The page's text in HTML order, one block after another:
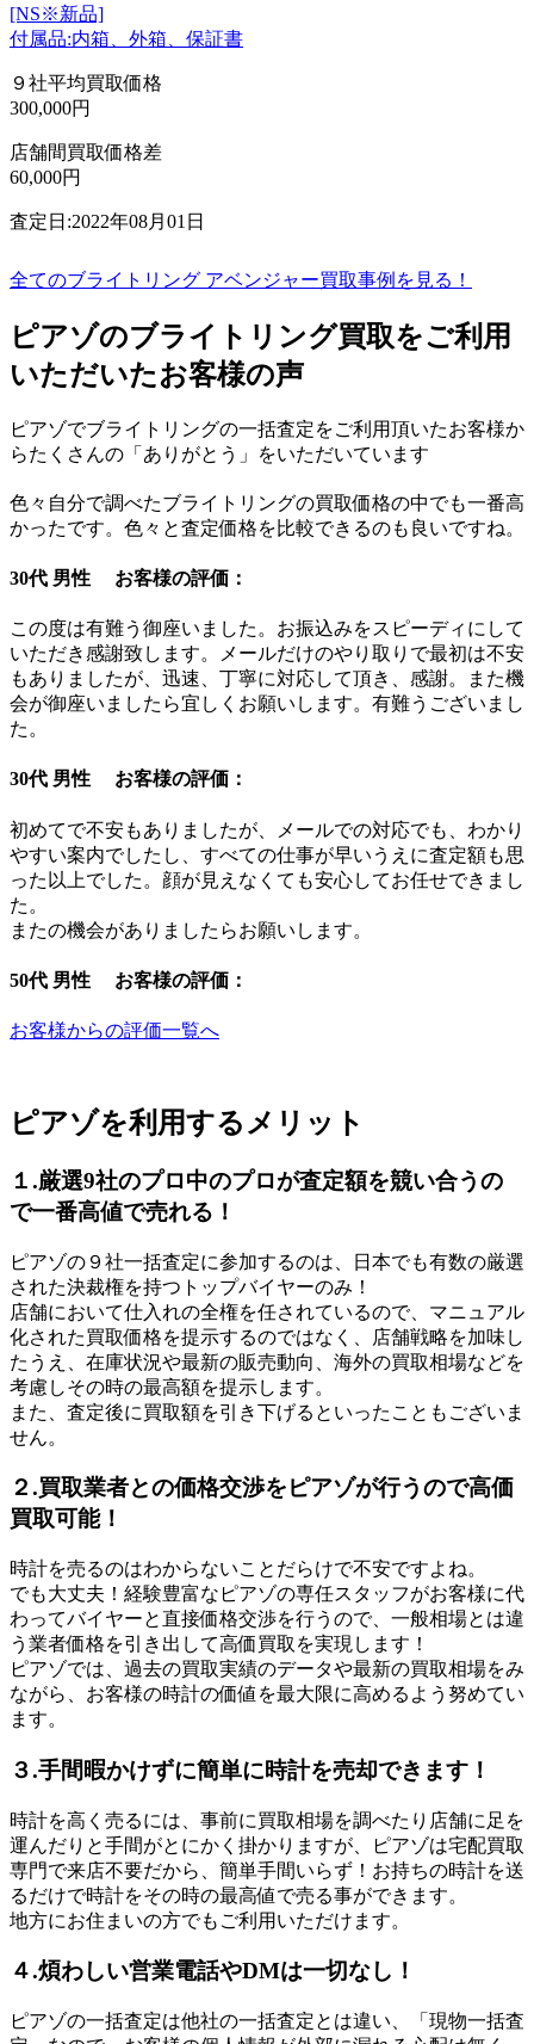
[NS※新品]
付属品:内箱、外箱、保証書
９社平均買取価格
300,000円
店舗間買取価格差
60,000円
査定日:2022年08月01日
全てのブライトリング アベンジャー買取事例を見る！
ピアゾのブライトリング買取をご利用
いただいたお客様の声
ピアゾでブライトリングの一括査定をご利用頂いたお客様か
らたくさんの「ありがとう」をいただいています
色々自分で調べたブライトリングの買取価格の中でも一番高
かったです。色々と査定価格を比較できるのも良いですね。
30代 男性 お客様の評価：
この度は有難う御座いました。お振込みをスピーディにして
いただき感謝致します。メールだけのやり取りで最初は不安
もありましたが、迅速、丁寧に対応して頂き、感謝。また機
会が御座いましたら宜しくお願いします。有難うございまし
た。
30代 男性 お客様の評価：
初めてで不安もありましたが、メールでの対応でも、わかり
やすい案内でしたし、すべての仕事が早いうえに査定額も思
った以上でした。顔が見えなくても安心してお任せできまし
た。
またの機会がありましたらお願いします。
50代 男性 お客様の評価：
お客様からの評価一覧へ
ピアゾを利用するメリット
１.厳選9社のプロ中のプロが査定額を競い合うの
で一番高値で売れる！
ピアゾの９社一括査定に参加するのは、日本でも有数の厳選
された決裁権を持つトップバイヤーのみ！
店舗において仕入れの全権を任されているので、マニュアル
化された買取価格を提示するのではなく、店舗戦略を加味し
たうえ、在庫状況や最新の販売動向、海外の買取相場などを
考慮しその時の最高額を提示します。
また、査定後に買取額を引き下げるといったこともございま
せん。
２.買取業者との価格交渉をピアゾが行うので高価
買取可能！
時計を売るのはわからないことだらけで不安ですよね。
でも大丈夫！経験豊富なピアゾの専任スタッフがお客様に代
わってバイヤーと直接価格交渉を行うので、一般相場とは違
う業者価格を引き出して高価買取を実現します！
ピアゾでは、過去の買取実績のデータや最新の買取相場をみ
ながら、お客様の時計の価値を最大限に高めるよう努めてい
ます。
３.手間暇かけずに簡単に時計を売却できます！
時計を高く売るには、事前に買取相場を調べたり店舗に足を
運んだりと手間がとにかく掛かりますが、ピアゾは宅配買取
専門で来店不要だから、簡単手間いらず！お持ちの時計を送
るだけで時計をその時の最高値で売る事ができます。
地方にお住まいの方でもご利用いただけます。
４.煩わしい営業電話やDMは一切なし！
ピアゾの一括査定は他社の一括査定とは違い、「現物一括査